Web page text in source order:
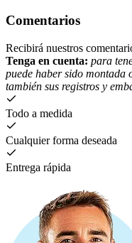
Comentarios
Recibirá nuestros
Tenga en cuenta: para
puede haber sido montada
también sus registros y
Todo a medida
Cualquier forma deseada
Entrega rápida